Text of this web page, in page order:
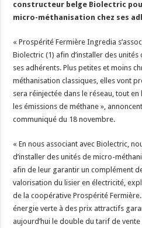
Les canicules freinent la collecte
constructeur belge Biolectric
micro-méthanisation chez ses
« Prospérité Fermière Ingredia
Biolectric (1) afin d’installer des
ses adhérents. Plus petites et moins
méthanisation classiques, elles vont
sera réinjectée dans le réseau, tout
les émissions de méthane »,
communiqué du 18 novembre.
« En nous associant avec Biolectric,
d’installer des unités de micro-
afin de leur garantir un complément
valorisation du lisier en électricité,
de la coopérative Prospérité
énergie verte à des prix attractifs
aujourd’hui le double du tarif de vente